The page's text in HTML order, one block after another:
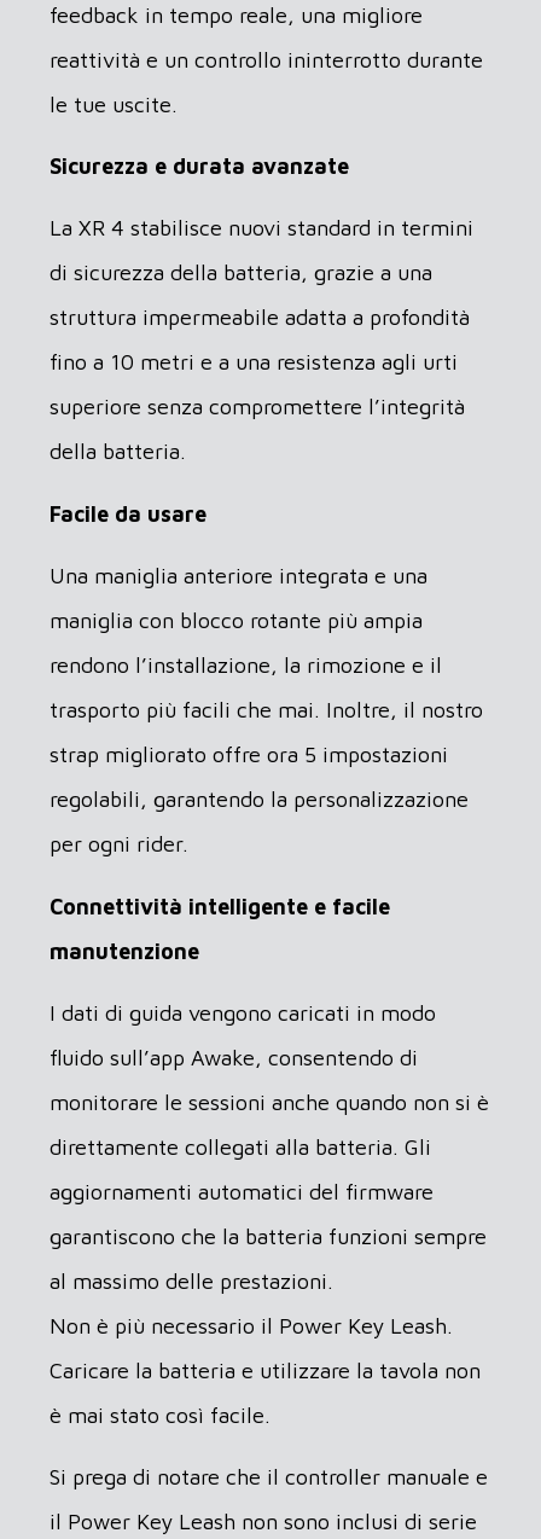
feedback in tempo reale, una migliore
reattività e un controllo ininterrotto durante
le tue uscite.
Sicurezza e durata avanzate
La XR 4 stabilisce nuovi standard in termini
di sicurezza della batteria, grazie a una
struttura impermeabile adatta a profondità
fino a 10 metri e a una resistenza agli urti
superiore senza compromettere l’integrità
della batteria.
Facile da usare
Una maniglia anteriore integrata e una
maniglia con blocco rotante più ampia
rendono l’installazione, la rimozione e il
trasporto più facili che mai. Inoltre, il nostro
strap migliorato offre ora 5 impostazioni
regolabili, garantendo la personalizzazione
per ogni rider.
Connettività intelligente e facile
manutenzione
I dati di guida vengono caricati in modo
fluido sull’app Awake, consentendo di
monitorare le sessioni anche quando non si è
direttamente collegati alla batteria. Gli
aggiornamenti automatici del firmware
garantiscono che la batteria funzioni sempre
al massimo delle prestazioni.
Non è più necessario il Power Key Leash.
Caricare la batteria e utilizzare la tavola non
è mai stato così facile.
Si prega di notare che il controller manuale e
il Power Key Leash non sono inclusi di serie